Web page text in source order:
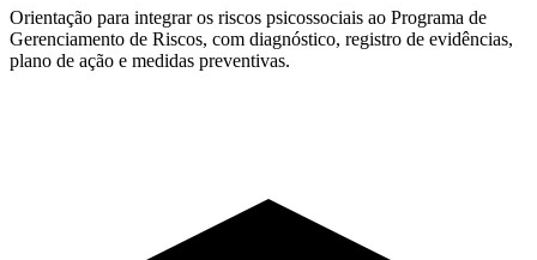
Orientação para integrar os riscos psicossociais ao Programa de
Gerenciamento de Riscos, com diagnóstico, registro de evidências,
plano de ação e medidas preventivas.